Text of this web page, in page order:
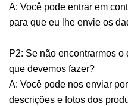
A: Você pode entrar em
para que eu lhe envie os
P2: Se não encontrarmos
que devemos fazer?
A: Você pode nos enviar
descrições e fotos dos